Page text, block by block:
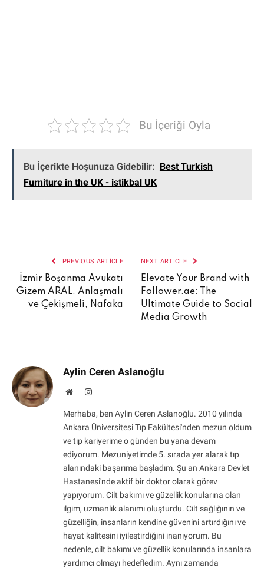
Bu İçeriği Oyla
Bu İçerikte Hoşunuza Gidebilir: Best Turkish
Furniture in the UK - istikbal UK
PREVIOUS ARTICLE
İzmir Boşanma Avukatı
Gizem ARAL, Anlaşmalı
ve Çekişmeli, Nafaka
NEXT ARTICLE
Elevate Your Brand with
Follower.ae: The
Ultimate Guide to Social
Media Growth
Aylin Ceren Aslanoğlu
WebsiteInstagram
Merhaba, ben Aylin Ceren Aslanoğlu. 2010 yılında
Ankara Üniversitesi Tıp Fakültesi'nden mezun oldum
ve tıp kariyerime o günden bu yana devam
ediyorum. Mezuniyetimde 5. sırada yer alarak tıp
alanındaki başarıma başladım. Şu an Ankara Devlet
Hastanesi'nde aktif bir doktor olarak görev
yapıyorum. Cilt bakımı ve güzellik konularına olan
ilgim, uzmanlık alanımı oluşturdu. Cilt sağlığının ve
güzelliğin, insanların kendine güvenini artırdığını ve
hayat kalitesini iyileştirdiğini inanıyorum. Bu
nedenle, cilt bakımı ve güzellik konularında insanlara
yardımcı olmayı hedefledim. Aynı zamanda